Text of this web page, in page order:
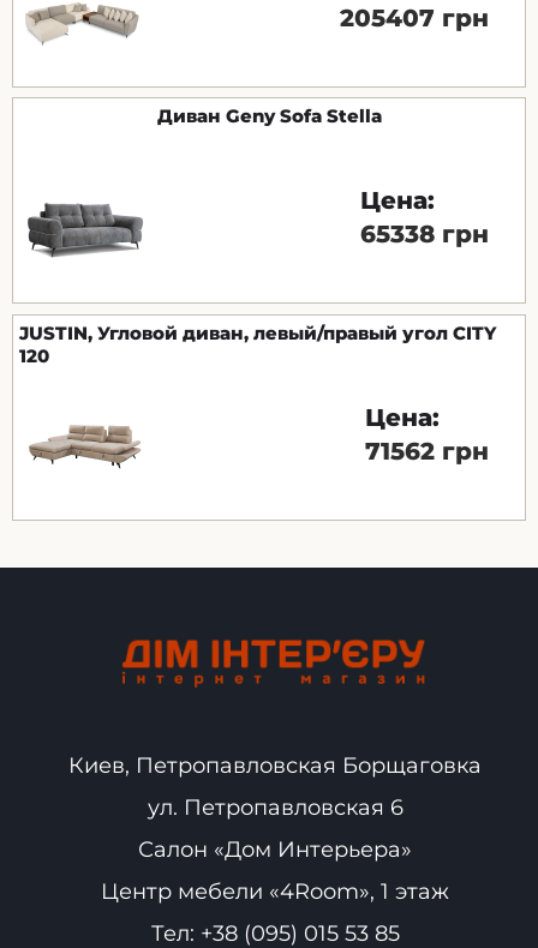
205407 грн
Диван Geny Sofa Stella
Цена:
65338 грн
JUSTIN, Угловой диван, левый/правый угол CITY
120
Цена:
71562 грн
Киев, Петропавловская Борщаговка
ул. Петропавловская 6
Салон «Дом Интерьера»
Центр мебели «4Room», 1 этаж
Тел: +38 (095) 015 53 85